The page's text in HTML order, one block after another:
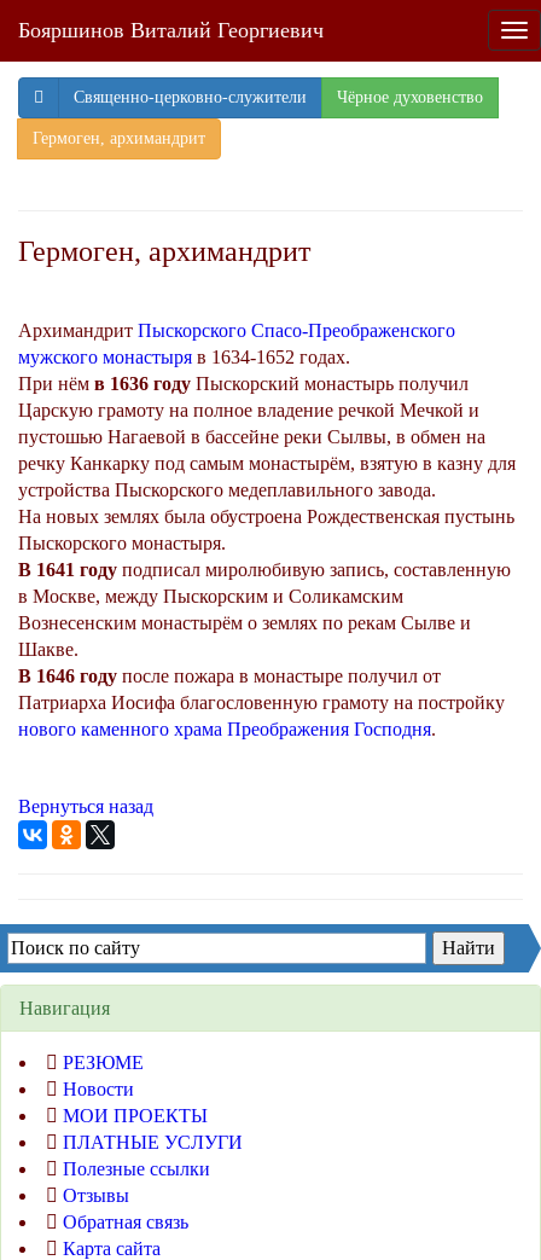
Бояршинов Виталий Георгиевич
Священно-церковно-служители Чёрное духовенство
Гермоген, архимандрит
Гермоген, архимандрит
Архимандрит Пыскорского Спасо-Преображенского
мужского монастыря в 1634-1652 годах.
При нём в 1636 году Пыскорский монастырь получил
Царскую грамоту на полное владение речкой Мечкой и
пустошью Нагаевой в бассейне реки Сылвы, в обмен на
речку Канкарку под самым монастырём, взятую в казну для
устройства Пыскорского медеплавильного завода.
На новых землях была обустроена Рождественская пустынь
Пыскорского монастыря.
В 1641 году подписал миролюбивую запись, составленную
в Москве, между Пыскорским и Соликамским
Вознесенским монастырём о землях по рекам Сылве и
Шакве.
В 1646 году после пожара в монастыре получил от
Патриарха Иосифа благословенную грамоту на постройку
нового каменного храма Преображения Господня.
Вернуться назад
Навигация
РЕЗЮМЕ
Новости
МОИ ПРОЕКТЫ
ПЛАТНЫЕ УСЛУГИ
Полезные ссылки
Отзывы
Обратная связь
Карта сайта